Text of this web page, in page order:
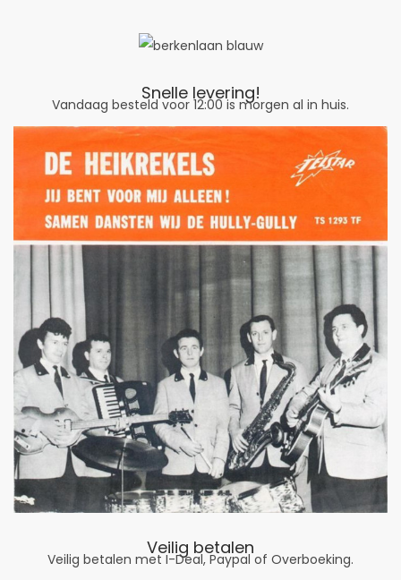
Snelle levering!
Vandaag besteld voor 12:00 is morgen al in huis.
Veilig betalen
Veilig betalen met I-Deal, Paypal of Overboeking.